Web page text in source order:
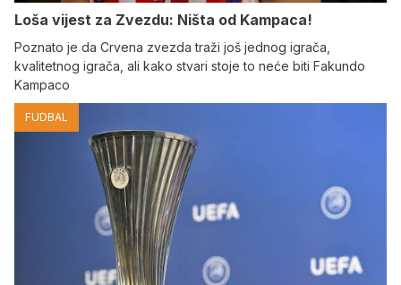
Loša vijest za Zvezdu: Ništa od Kampaca!
Poznato je da Crvena zvezda traži još jednog igrača,
kvalitetnog igrača, ali kako stvari stoje to neće biti Fakundo
Kampaco
FUDBAL